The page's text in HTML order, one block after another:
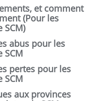
et comment
(Pour les
abus pour les
SCM
pertes pour les
SCM
aux provinces